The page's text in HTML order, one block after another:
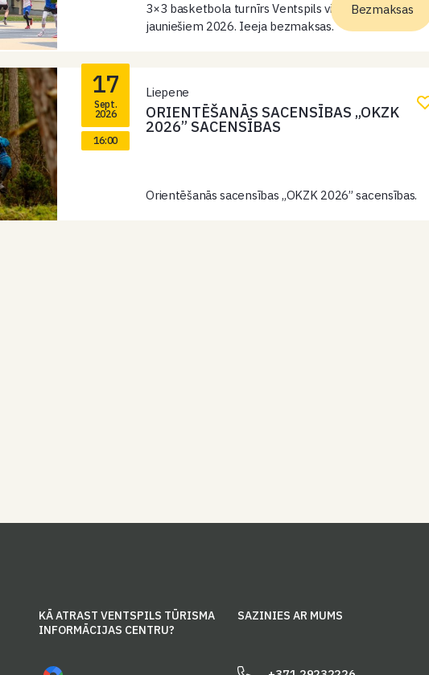
3×3 basketbola turnīrs Ventspils vidusskolu grupā
jauniešiem 2026. Ieeja bezmaksas.
Bezmaksas
17
Sept.
2026
16:00
Liepene
ORIENTĒŠANĀS SACENSĪBAS „OKZK
2026” SACENSĪBAS
Orientēšanās sacensības „OKZK 2026” sacensības.
KĀ ATRAST VENTSPILS TŪRISMA
INFORMĀCIJAS CENTRU?
SAZINIES AR MUMS